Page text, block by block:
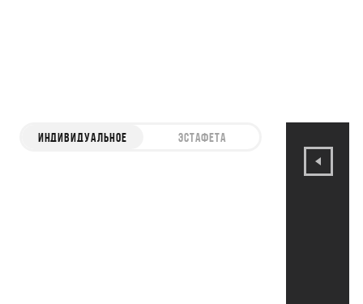
ИНДИВИДУАЛЬНОЕ ЭСТАФЕТА